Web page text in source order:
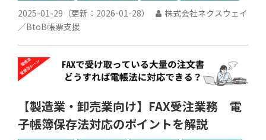
2025-01-29 （更新： 2026-01-28）
株式会社ネクスウェイ
／BtoB帳票支援
【製造業・卸売業向け】FAX受注業務 電
子帳簿保存法対応のポイントを解説